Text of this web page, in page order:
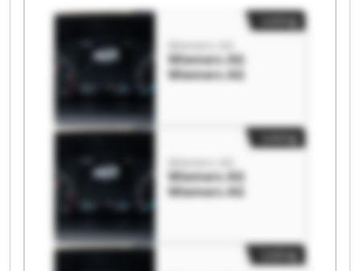
Wiemers AG
Wiemers AG
Wiemers AG
Wiemers AG
Wiemers AG
Wiemers AG